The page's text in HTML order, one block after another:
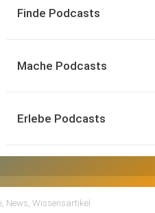
Finde Podcasts
Mache Podcasts
Erlebe Podcasts